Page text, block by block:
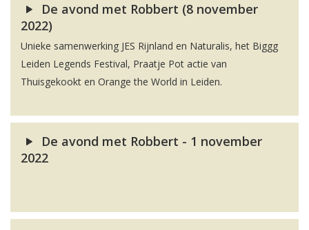
De avond met Robbert (8 november
2022)
Unieke samenwerking JES Rijnland en Naturalis, het Biggg
Leiden Legends Festival, Praatje Pot actie van
Thuisgekookt en Orange the World in Leiden.
De avond met Robbert - 1 november
2022